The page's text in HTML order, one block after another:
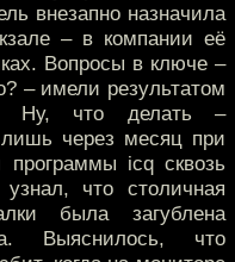
внезапно назначила
– в компании её
Вопросы в ключе –
– имели результатом
Ну, что делать –
через месяц при
программы icq сквозь
что столичная
была загублена
Выяснилось, что